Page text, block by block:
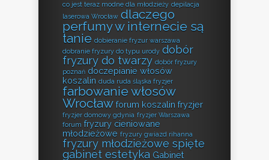
co jest teraz modne dla młodzieży depilacja
laserowa Wrocław dlaczego
perfumy w internecie są
tanie dobieranie fryzur warszawa
dobranie fryzury do typu urody dobór
fryzury do twarzy dobór fryzury
poznań doczepianie włosów
koszalin duda ruda śląska fryzjer
farbowanie włosów
Wrocław forum koszalin fryzjer
fryzjer domowy gdynia fryzjer Warszawa
forum fryzury cieniowane
młodzieżowe fryzury gwiazd rihanna
fryzury młodzieżowe spięte
gabinet estetyka Gabinet